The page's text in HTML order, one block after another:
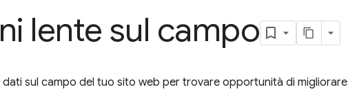
lente sul campo
sul campo del tuo sito web per trovare opportunità di migliorare